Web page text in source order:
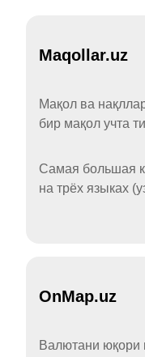
Maqollar.uz
Мақол ва
бир мақол учта
Самая большая
на трёх языках
OnMap.uz
Валютани юқори